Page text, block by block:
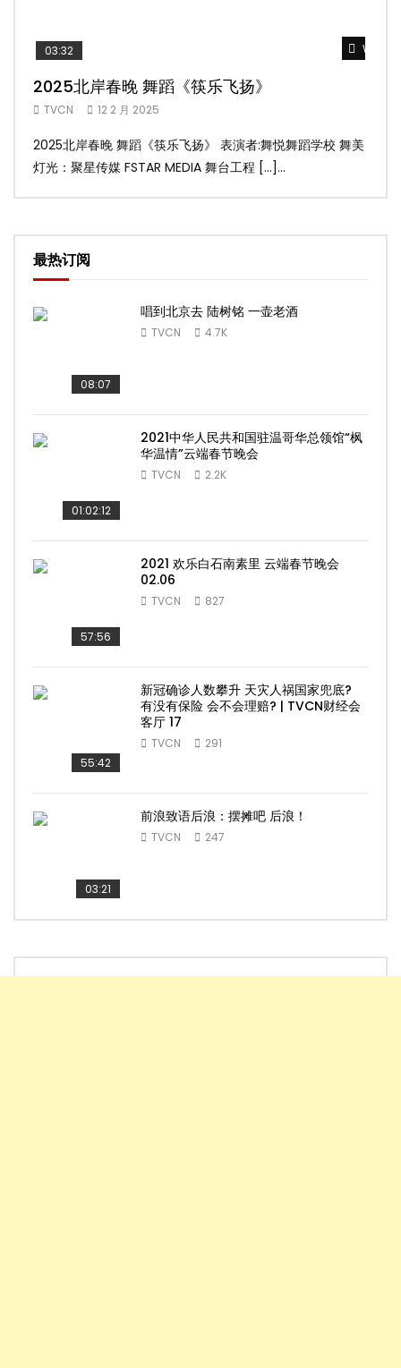
Watch
03:32
2025北岸春晚 舞蹈《筷乐飞扬》
TVCN 12 2 月 2025
2025北岸春晚 舞蹈《筷乐飞扬》 表演者:舞悦舞蹈学校 舞美
灯光：聚星传媒 FSTAR MEDIA 舞台工程 […]...
最热订阅
08:07
唱到北京去 陆树铭 一壶老酒
TVCN 4.7K
01:02:12
2021中华人民共和国驻温哥华总领馆“枫
华温情”云端春节晚会
TVCN 2.2K
57:56
2021 欢乐白石南素里 云端春节晚会
02.06
TVCN 827
55:42
新冠确诊人数攀升 天灾人祸国家兜底?
有没有保险 会不会理赔? | TVCN财经会
客厅 17
TVCN 291
03:21
前浪致语后浪：摆摊吧 后浪！
TVCN 247